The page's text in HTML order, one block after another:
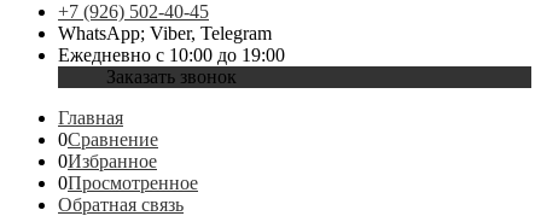
+7 (926) 502-40-45
WhatsApp; Viber, Telegram
Ежедневно с 10:00 до 19:00
Заказать звонок
Главная
0Сравнение
0Избранное
0Просмотренное
Обратная связь